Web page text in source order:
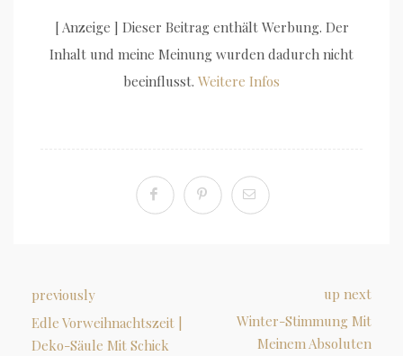
[ Anzeige ] Dieser Beitrag enthält Werbung. Der
Inhalt und meine Meinung wurden dadurch nicht
beeinflusst. Weitere Infos
previously
Edle Vorweihnachtszeit |
Deko-Säule Mit Schick
up next
Winter-Stimmung Mit
Meinem Absoluten